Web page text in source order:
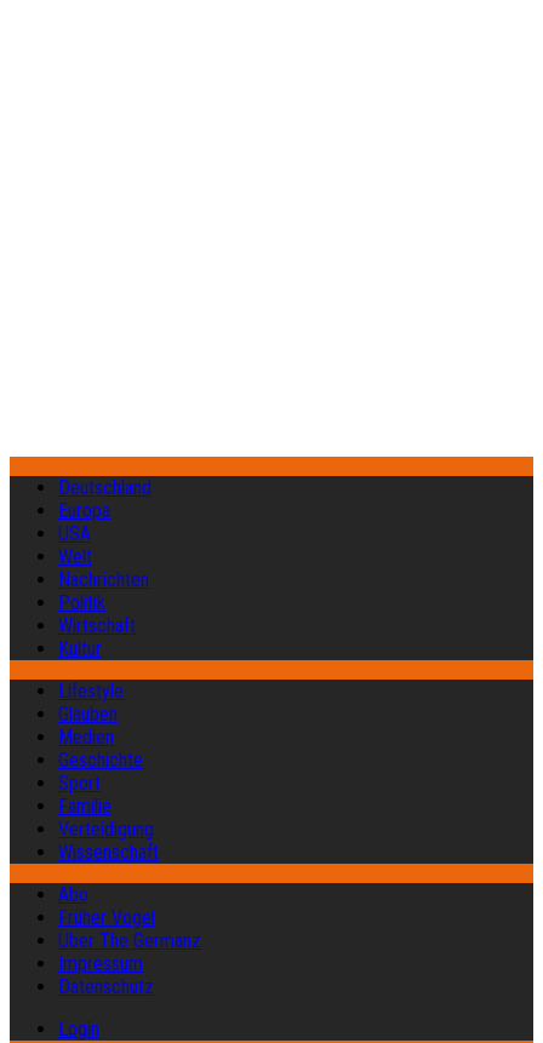
Deutschland
Europa
USA
Welt
Nachrichten
Politik
Wirtschaft
Kultur
Lifestyle
Glauben
Medien
Geschichte
Sport
Familie
Verteidigung
Wissenschaft
Abo
Früher Vogel
Über The Germanz
Impressum
Datenschutz
Login